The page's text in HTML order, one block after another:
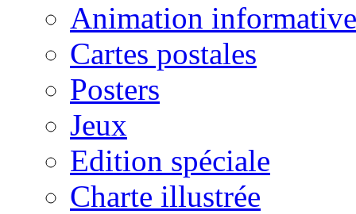
Animation informative
Cartes postales
Posters
Jeux
Edition spéciale
Charte illustrée